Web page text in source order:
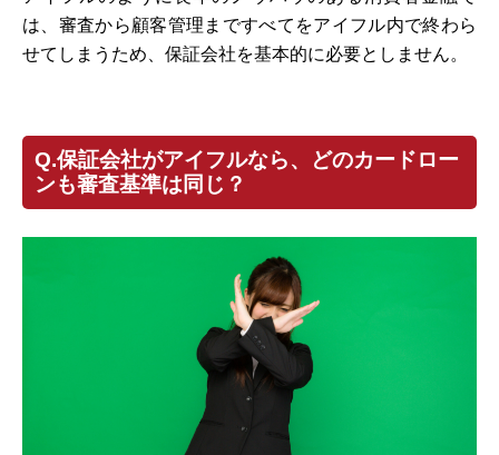
は、審査から顧客管理まですべてをアイフル内で終わら
せてしまうため、保証会社を基本的に必要としません。
Q.保証会社がアイフルなら、どのカードロー
ンも審査基準は同じ？